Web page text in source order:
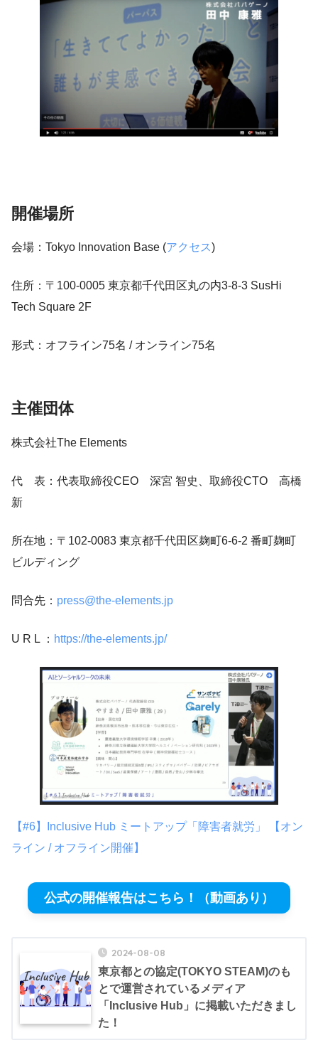
開催場所
会場：Tokyo Innovation Base (アクセス)
住所：〒100-0005 東京都千代田区丸の内3-8-3 SusHi
Tech Square 2F
形式：オフライン75名 / オンライン75名
主催団体
株式会社The Elements
代 表：代表取締役CEO 深宮 智史、取締役CTO 高橋
新
所在地：〒102-0083 東京都千代田区麹町6-6-2 番町麹町
ビルディング
問合先： press@the-elements.jp
U R L ： https://the-elements.jp/
【#6】Inclusive Hub ミートアップ「障害者就労」 【オン
ライン / オフライン開催】
公式の開催報告はこちら！（動画あり）
2024-08-08
東京都との協定(TOKYO STEAM)のも
とで運営されているメディア
「Inclusive Hub」に掲載いただきまし
た！